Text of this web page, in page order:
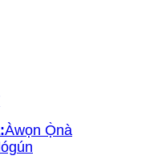
Àwọn Ọ̀nà